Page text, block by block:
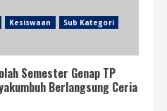
Kesiswaan
Sub Kategori
Semester Genap TP
Berlangsung Ceria